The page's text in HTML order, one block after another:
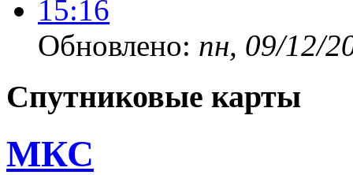
Обновлено: пн, 09/12/
Спутниковые карты
МКС